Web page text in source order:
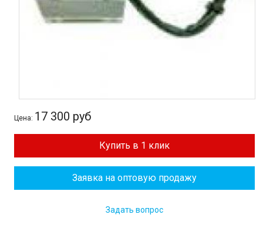
Цена: 17 300 руб
Купить в 1 клик
Заявка на оптовую продажу
Задать вопрос